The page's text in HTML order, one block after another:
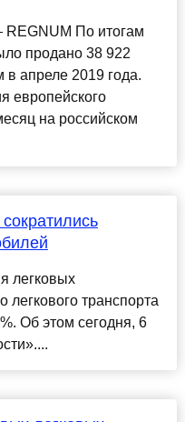
По итогам
продано 38 922
апреле 2019 года.
европейского
на российском
легковых
легкового транспорта
Об этом сегодня, 6